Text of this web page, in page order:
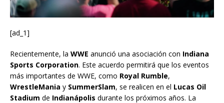
[ad_1]
Recientemente, la WWE anunció una asociación con Indiana
Sports Corporation. Este acuerdo permitirá que los eventos
más importantes de WWE, como Royal Rumble,
WrestleMania y SummerSlam, se realicen en el Lucas Oil
Stadium de Indianápolis durante los próximos años. La